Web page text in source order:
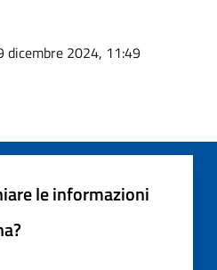
dicembre 2024, 11:49
le informazioni